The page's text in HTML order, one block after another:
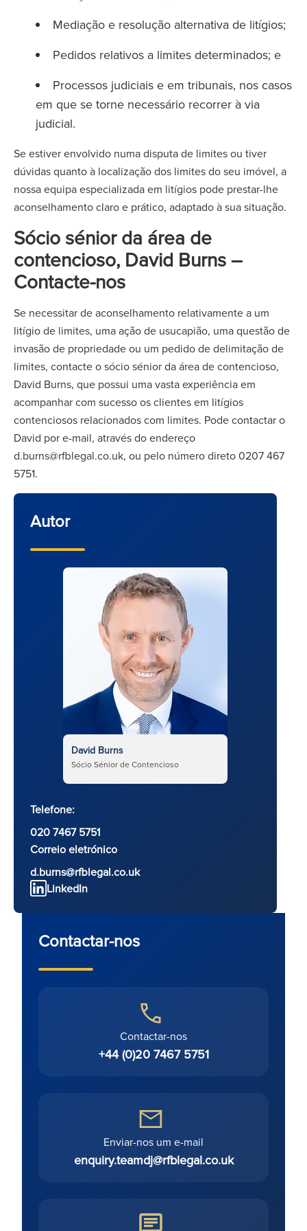
Mediação e resolução alternativa de litígios;
Pedidos relativos a limites determinados; e
Processos judiciais e em tribunais, nos casos
em que se torne necessário recorrer à via
judicial.
Se estiver envolvido numa disputa de limites ou tiver
dúvidas quanto à localização dos limites do seu imóvel, a
nossa equipa especializada em litígios pode prestar-lhe
aconselhamento claro e prático, adaptado à sua situação.
Sócio sénior da área de
contencioso, David Burns –
Contacte-nos
Se necessitar de aconselhamento relativamente a um
litígio de limites, uma ação de usucapião, uma questão de
invasão de propriedade ou um pedido de delimitação de
limites, contacte o sócio sénior da área de contencioso,
David Burns, que possui uma vasta experiência em
acompanhar com sucesso os clientes em litígios
contenciosos relacionados com limites. Pode contactar o
David por e-mail, através do endereço
d.burns@rfblegal.co.uk, ou pelo número direto 0207 467
5751.
Autor
David Burns
Sócio Sénior de Contencioso
Telefone:
020 7467 5751
Correio eletrónico
d.burns@rfblegal.co.uk
LinkedIn
Contactar-nos
Contactar-nos
+44 (0)20 7467 5751
Enviar-nos um e-mail
enquiry.teamdj@rfblegal.co.uk